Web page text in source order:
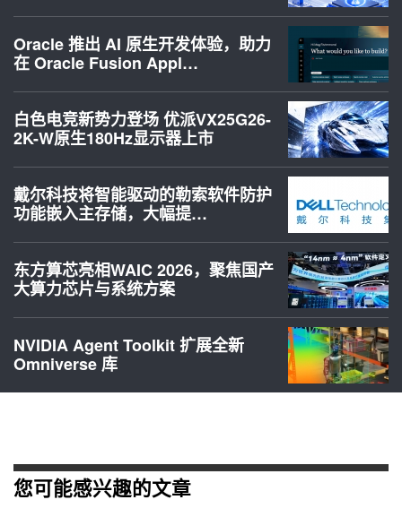
Oracle 推出 AI 原生开发体验，助力
在 Oracle Fusion Appl…
白色电竞新势力登场 优派VX25G26-
2K-W原生180Hz显示器上市
戴尔科技将智能驱动的勒索软件防护
功能嵌入主存储，大幅提…
东方算芯亮相WAIC 2026，聚焦国产
大算力芯片与系统方案
NVIDIA Agent Toolkit 扩展全新
Omniverse 库
您可能感兴趣的文章